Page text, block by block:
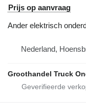
Prijs op aanvraag
Ander elektrisch
Nederland,
Groothandel Truck